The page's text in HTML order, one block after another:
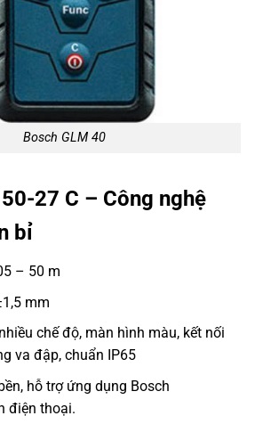
Bosch GLM 40
27 C – Công nghệ
bỉ
– 50 m
mm
chế độ, màn hình màu, kết nối
va đập, chuẩn IP65
hỗ trợ ứng dụng Bosch
điện thoại.